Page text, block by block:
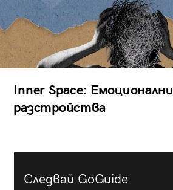
Inner Space: Емоционални
разстройства
Следвай GoGuide